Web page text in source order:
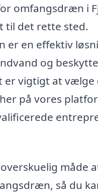
omfangsdræn i
til det rette sted.
er en effektiv
og
er vigtigt at vælge
på vores
måde
så du